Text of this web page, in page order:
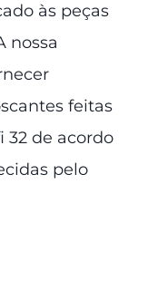
às peças
nossa
feitas
32 de acordo
pelo